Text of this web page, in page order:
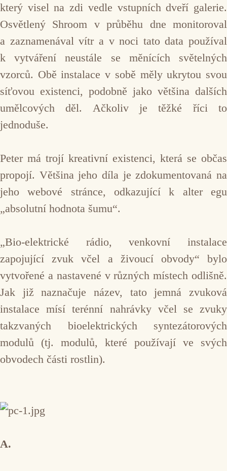
který visel na zdi vedle vstupních dveří galerie.
Osvětlený Shroom v průběhu dne monitoroval
a zaznamenával vítr a v noci tato data používal
k vytváření neustále se měnících světelných
vzorců. Obě instalace v sobě měly ukrytou svou
síťovou existenci, podobně jako většina dalších
umělcových děl. Ačkoliv je těžké říci to
jednoduše.
Peter má trojí kreativní existenci, která se občas
propojí. Většina jeho díla je zdokumentovaná na
jeho webové stránce, odkazující k alter egu
„absolutní hodnota šumu“.
„Bio-elektrické rádio, venkovní instalace
zapojující zvuk včel a živoucí obvody“ bylo
vytvořené a nastavené v různých místech odlišně.
Jak již naznačuje název, tato jemná zvuková
instalace mísí terénní nahrávky včel se zvuky
takzvaných bioelektrických syntezátorových
modulů (tj. modulů, které používají ve svých
obvodech části rostlin).
A.